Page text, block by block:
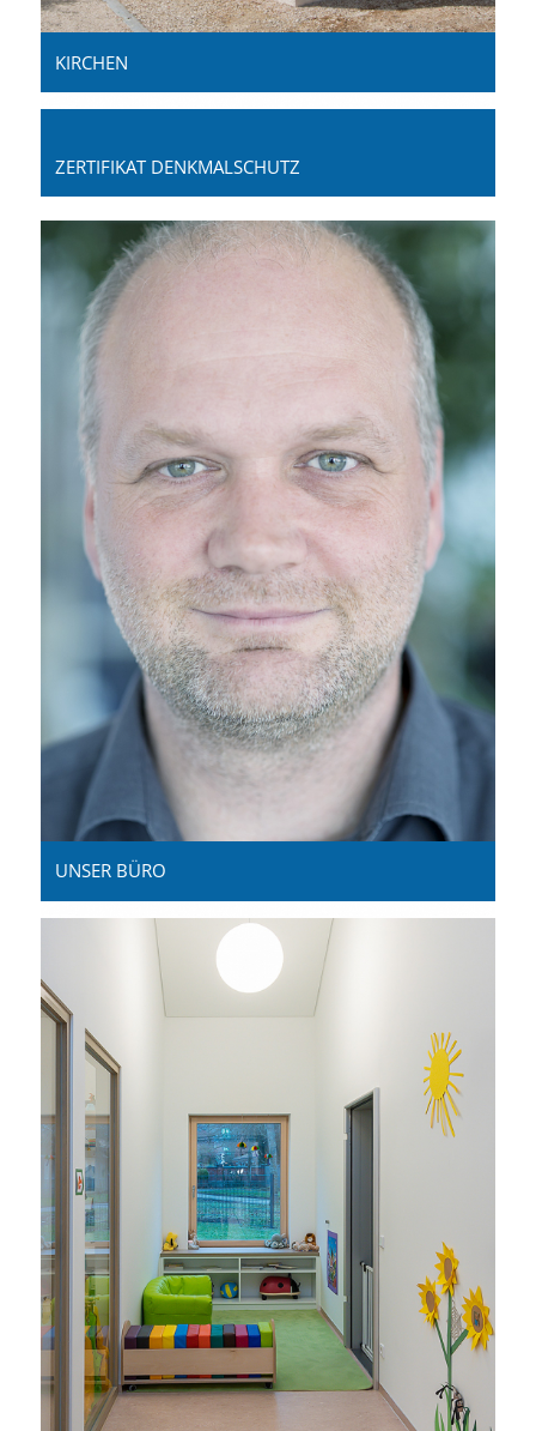
KIRCHEN
ZERTIFIKAT DENKMALSCHUTZ
UNSER BÜRO